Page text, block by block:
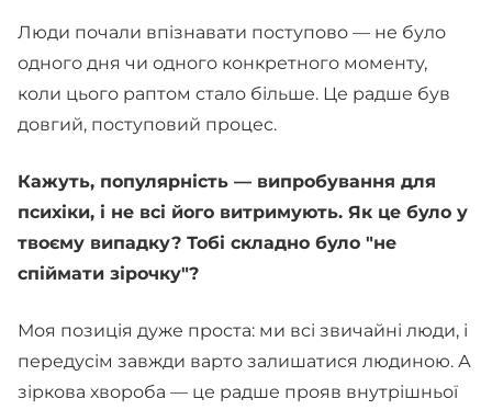
Люди почали впізнавати поступово — не було
одного дня чи одного конкретного моменту,
коли цього раптом стало більше. Це радше був
довгий, поступовий процес.
Кажуть, популярність — випробування для
психіки, і не всі його витримують. Як це було у
твоєму випадку? Тобі складно було "не
спіймати зірочку"?
Моя позиція дуже проста: ми всі звичайні люди, і
передусім завжди варто залишатися людиною. А
зіркова хвороба — це радше прояв внутрішньої